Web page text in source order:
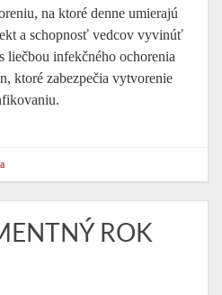
na ktoré denne umierajú
a schopnosť vedcov vyvinúť
liečbou infekčného ochorenia
ktoré zabezpečia vytvorenie
ROK